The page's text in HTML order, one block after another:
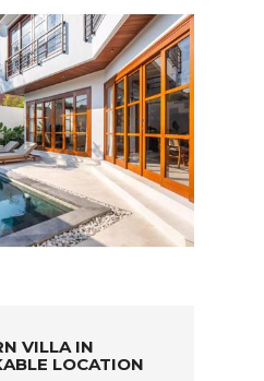
VILLA IN
LOCATION